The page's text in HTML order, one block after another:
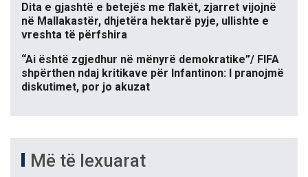
Dita e gjashtë e betejës me flakët, zjarret vijojnë
në Mallakastër, dhjetëra hektarë pyje, ullishte e
vreshta të përfshira
“Ai është zgjedhur në mënyrë demokratike”/ FIFA
shpërthen ndaj kritikave për Infantinon: I pranojmë
diskutimet, por jo akuzat
Më të lexuarat